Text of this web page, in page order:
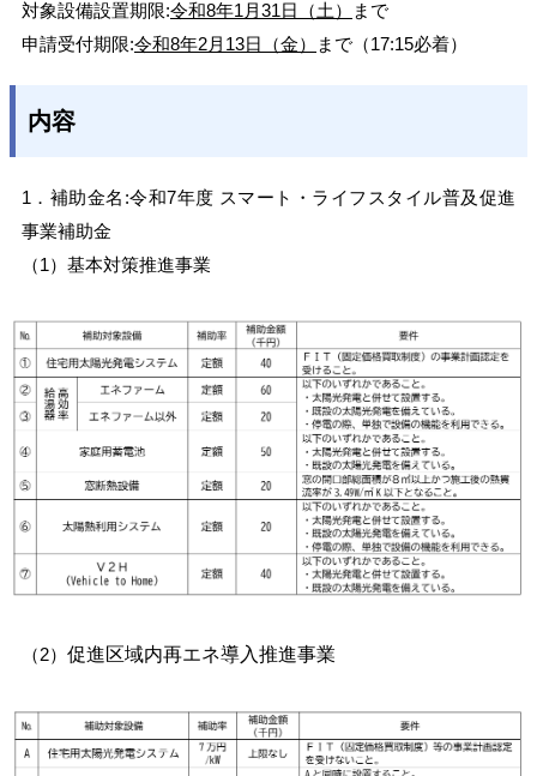
対象設備設置期限:令和8年1月31日（土）
まで
申請受付期限:令和8年2月13日（金） まで（17:15必着）
内容
1．補助金名:令和7年度 スマート・ライフスタイル普及促進
事業補助金
（1）基本対策推進事業
（2） 促進区域内再エネ導入推進事業